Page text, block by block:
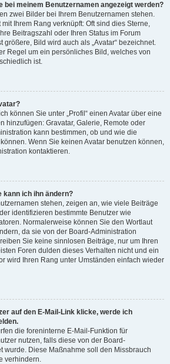
bei meinem Benutzernamen angezeigt werden?
zwei Bilder bei Ihrem Benutzernamen stehen.
Ihrem Rang verknüpft: Oft sind dies Sterne,
Beitragszahl oder Ihren Status im Forum
größere, Bild wird auch als „Avatar“ bezeichnet.
Regel um ein persönliches Bild, welches von
ist.
können Sie unter „Profil“ einen Avatar über eine
hinzufügen: Gravatar, Galerie, Remote oder
kann bestimmen, ob und wie die
Wenn Sie keinen Avatar benutzen können,
kontaktieren.
kann ich ihn ändern?
stehen, zeigen an, wie viele Beiträge
identifizieren bestimmte Benutzer wie
Normalerweise können Sie den Wortlaut
da sie von der Board-Administration
Sie keine sinnlosen Beiträge, nur um Ihren
Foren dulden dieses Verhalten nicht und ein
wird Ihren Rang unter Umständen einfach wieder
auf den E-Mail-Link klicke, werde ich
die foreninterne E-Mail-Funktion für
nutzen, falls diese von der Board-
wurde. Diese Maßnahme soll den Missbrauch
verhindern.